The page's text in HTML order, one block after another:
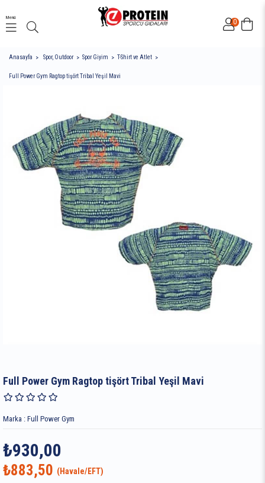
0
Menü
Anasayfa Spor, Outdoor Spor Giyim T-Shirt ve Atlet
Full Power Gym Ragtop tişört Tribal Yeşil Mavi
Full Power Gym Ragtop tişört Tribal Yeşil Mavi
Marka : Full Power Gym
₺930,00
₺883,50